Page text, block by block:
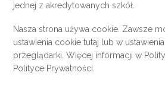
jednej z akredytowanych szkół.
Nasza strona używa cookie. Zawsze
ustawienia cookietutaj lub w
przeglądarki. Więcej informacji w
Polityce Prywatności